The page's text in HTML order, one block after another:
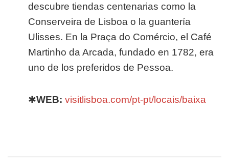
descubre tiendas centenarias como la
Conserveira de Lisboa o la guantería
Ulisses. En la Praça do Comércio, el Café
Martinho da Arcada, fundado en 1782, era
uno de los preferidos de Pessoa.
✱WEB: visitlisboa.com/pt-pt/locais/baixa